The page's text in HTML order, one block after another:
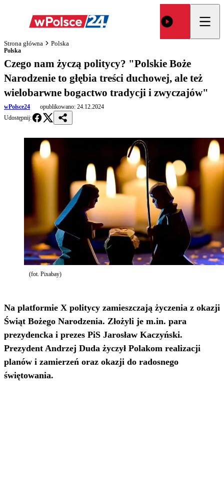
Strona główna Polska
Polska
Czego nam życzą politycy? "Polskie Boże
Narodzenie to głębia treści duchowej, ale też
wielobarwne bogactwo tradycji i zwyczajów"
wPolsce24 opublikowano: 24.12.2024
Udostępnij:
(fot. Pixabay)
Na platformie X politycy zamieszczają życzenia z okazji
Świąt Bożego Narodzenia. Złożyli je m.in. para
prezydencka i prezes PiS Jarosław Kaczyński.
Prezydent Andrzej Duda życzył Polakom realizacji
planów i zamierzeń oraz okazji do radosnego
świętowania.